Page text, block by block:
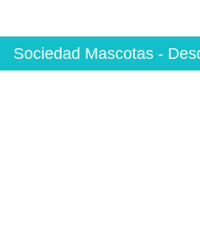
Sociedad Mascotas -